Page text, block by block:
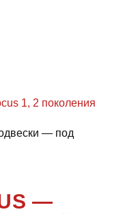
1, 2 поколения
— под
—